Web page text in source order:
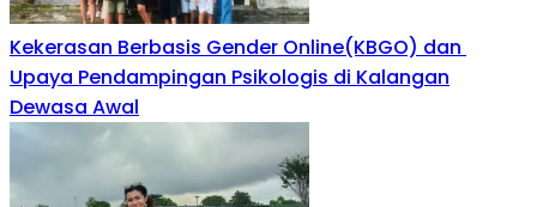
Kekerasan Berbasis Gender Online(KBGO) dan
Upaya Pendampingan Psikologis di Kalangan
Dewasa Awal